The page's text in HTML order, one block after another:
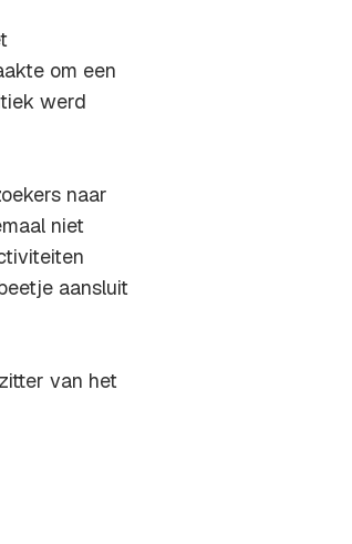
om een
werd
naar
niet
aansluit
van het